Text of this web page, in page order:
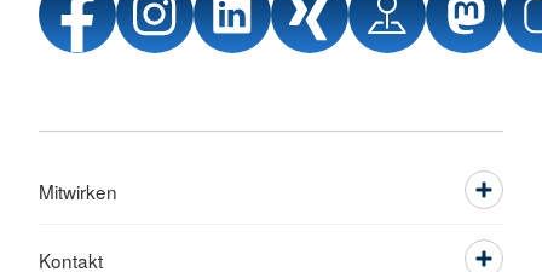
Mitwirken
Kontakt